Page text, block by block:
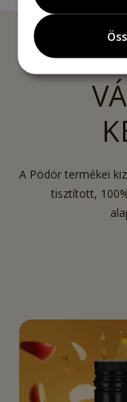
A Pödör termékei
tisztított,